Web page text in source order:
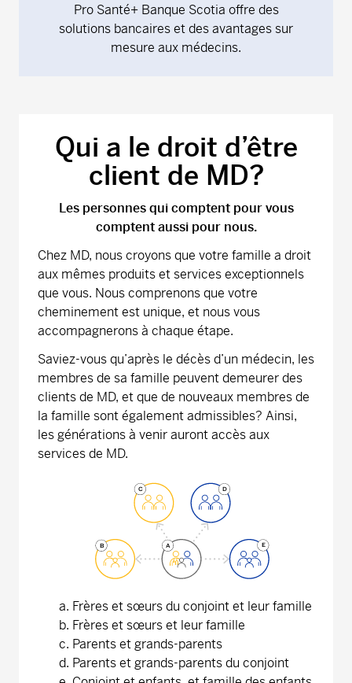
Pro Santé+ Banque Scotia offre des
solutions bancaires et des avantages sur
mesure aux médecins.
Qui a le droit d’être
client de MD?
Les personnes qui comptent pour vous
comptent aussi pour nous.
Chez MD, nous croyons que votre famille a droit
aux mêmes produits et services exceptionnels
que vous. Nous comprenons que votre
cheminement est unique, et nous vous
accompagnerons à chaque étape.
Saviez-vous qu’après le décès d’un médecin, les
membres de sa famille peuvent demeurer des
clients de MD, et que de nouveaux membres de
la famille sont également admissibles? Ainsi,
les générations à venir auront accès aux
services de MD.
C D
B A E
Frères et sœurs du conjoint et leur famille
Frères et sœurs et leur famille
Parents et grands-parents
Parents et grands-parents du conjoint